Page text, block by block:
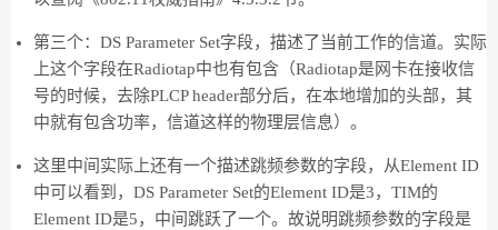
第三个：DS Parameter Set字段，描述了当前工作的信道。实际
上这个字段在Radiotap中也有包含（Radiotap是网卡在接收信
号的时候，去除PLCP header部分后，在本地增加的头部，其
中就有包含功率，信道这样的物理层信息）。
这里中间实际上还有一个描述跳频参数的字段，从Element ID
中可以看到，DS Parameter Set的Element ID是3，TIM的
Element ID是5，中间跳跃了一个。故说明跳频参数的字段是